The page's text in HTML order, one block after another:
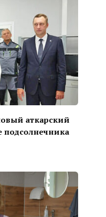
аткарский
подсолнечника